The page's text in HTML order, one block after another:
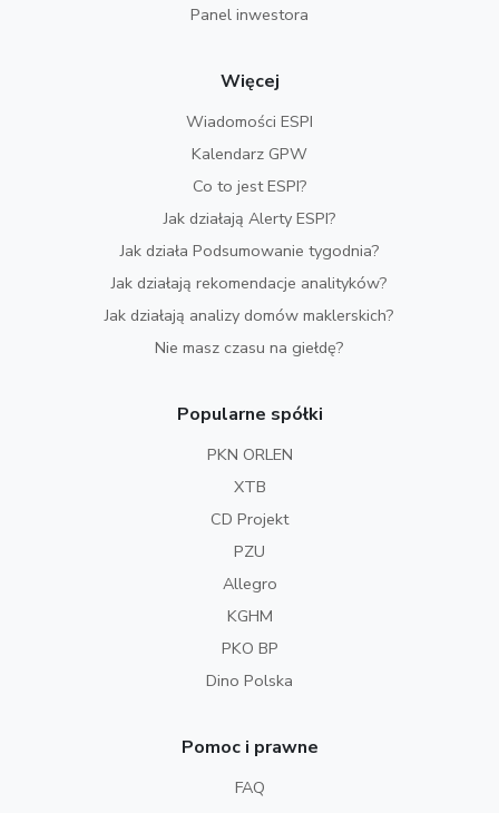
Panel inwestora
Więcej
Wiadomości ESPI
Kalendarz GPW
Co to jest ESPI?
Jak działają Alerty ESPI?
Jak działa Podsumowanie tygodnia?
Jak działają rekomendacje analityków?
Jak działają analizy domów maklerskich?
Nie masz czasu na giełdę?
Popularne spółki
PKN ORLEN
XTB
CD Projekt
PZU
Allegro
KGHM
PKO BP
Dino Polska
Pomoc i prawne
FAQ